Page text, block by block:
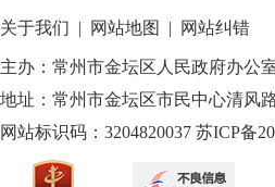
关于我们 | 网站地图 | 网站纠错
主办：常州市金坛区人民政府办公
地址：常州市金坛区市民中心清风
网站标识码：3204820037 苏ICP备